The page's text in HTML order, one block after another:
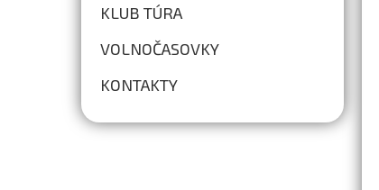
KLUB TÚRA
VOLNOČASOVKY
KONTAKTY